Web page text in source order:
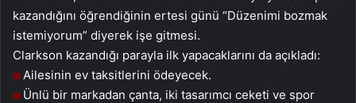
kazandığını öğrendiğinin ertesi günü “Düzenimi bozmak
istemiyorum” diyerek işe gitmesi.
Clarkson kazandığı parayla ilk yapacaklarını da açıkladı:
Ailesinin ev taksitlerini ödeyecek.
Ünlü bir markadan çanta, iki tasarımcı ceketi ve spor